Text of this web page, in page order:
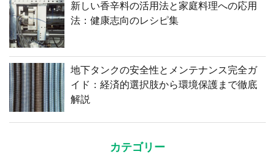
新しい香辛料の活用法と家庭料理への応用
法：健康志向のレシピ集
地下タンクの安全性とメンテナンス完全ガ
イド：経済的選択肢から環境保護まで徹底
解説
カテゴリー